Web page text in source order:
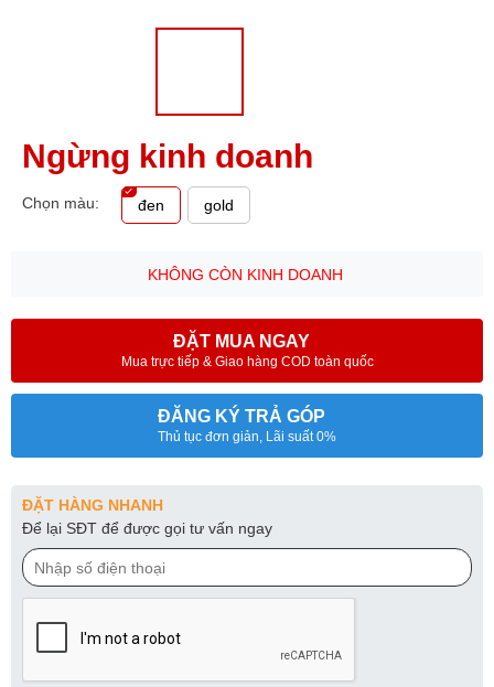
Ngừng kinh doanh
Chọn màu: đen gold
KHÔNG CÒN KINH DOANH
ĐẶT MUA NGAY
Mua trực tiếp & Giao hàng COD toàn quốc
ĐĂNG KÝ TRẢ GÓP
Thủ tục đơn giản, Lãi suất 0%
ĐẶT HÀNG NHANH
Để lại SĐT để được gọi tư vấn ngay